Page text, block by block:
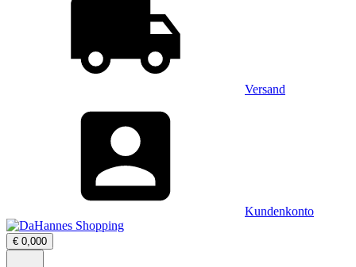
Versand
Kundenkonto
€ 0,000Warenkorb
öffnen